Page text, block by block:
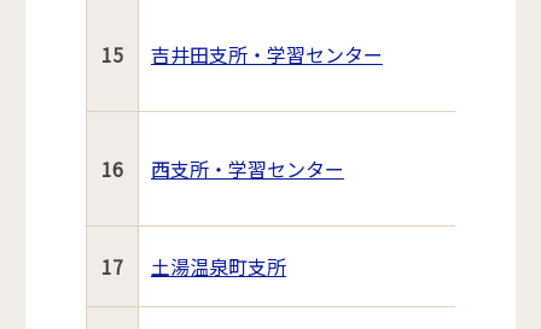
15 吉井田支所・学習センター
16 西支所・学習センター
17 土湯温泉町支所